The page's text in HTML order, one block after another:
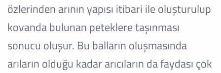
özlerinden arının yapısı itibari ile oluşturulup
kovanda bulunan peteklere taşınması
sonucu oluşur. Bu balların oluşmasında
arıların olduğu kadar arıcıların da faydası çok